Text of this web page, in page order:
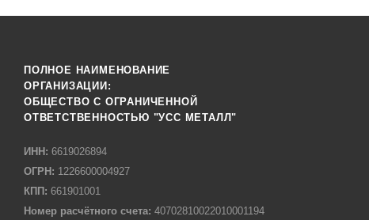
ПОЛНОЕ НАИМЕНОВАНИЕ
ОРГАНИЗАЦИИ:
ОБЩЕСТВО С ОГРАНИЧЕННОЙ
ОТВЕТСТВЕННОСТЬЮ "УСС МЕТАЛЛ"
ИНН: 6619026894
ОГРН: 1226600004927
КПП: 661901001
Номер расчётного счета: 40702810022010001194